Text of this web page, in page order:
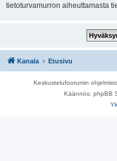
tietoturvamurron aiheuttamasta
Kanala Etusivu
Keskustelufoorumin
Käännös: phpBB